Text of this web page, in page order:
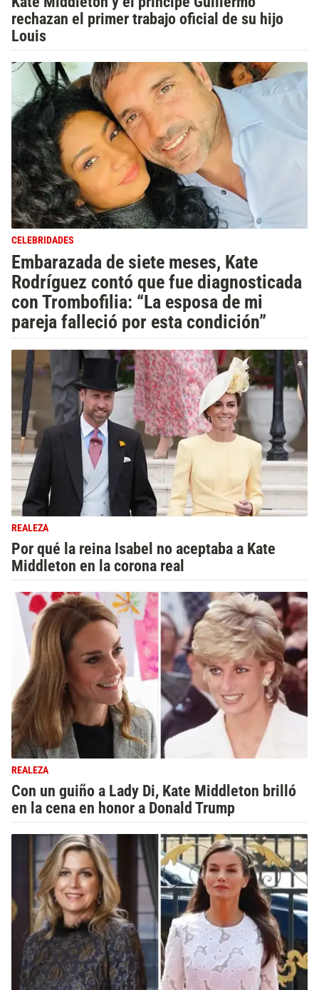
rechazan el primer trabajo oficial de su hijo
Louis
CELEBRIDADES
Embarazada de siete meses, Kate
Rodríguez contó que fue diagnosticada
con Trombofilia: “La esposa de mi
pareja falleció por esta condición”
REALEZA
Por qué la reina Isabel no aceptaba a Kate
Middleton en la corona real
REALEZA
Con un guiño a Lady Di, Kate Middleton brilló
en la cena en honor a Donald Trump